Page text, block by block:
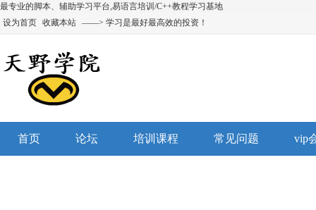
最专业的脚本、辅助学习平台,易语言培训/C++教程学习基地
设为首页 收藏本站 ——> 学习是最好最高效的投资！
首页 论坛 培训课程 常见问题 vip